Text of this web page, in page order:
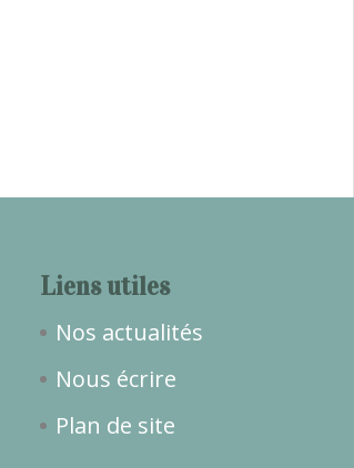
Liens utiles
Nos actualités
Nous écrire
Plan de site